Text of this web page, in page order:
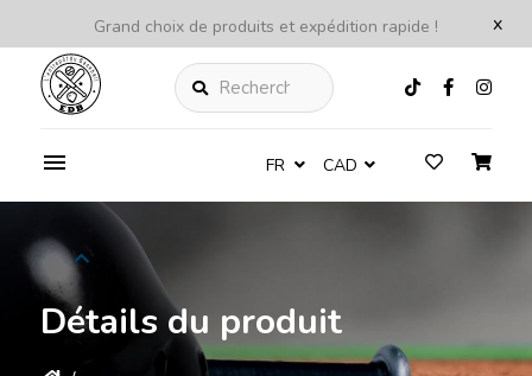
x
Grand choix de produits et expédition rapide !
Rechercher
FR CAD
Détails du produit